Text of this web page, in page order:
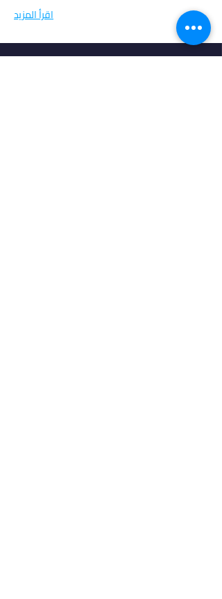
اقرأ المزيد